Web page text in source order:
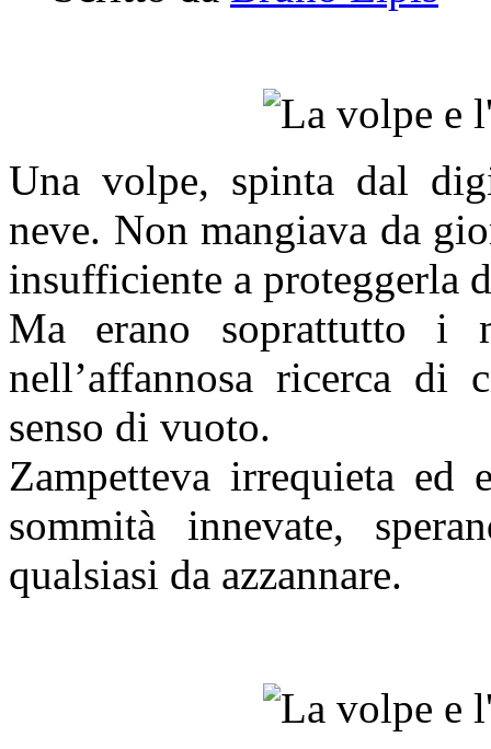
Una volpe, spinta dal
neve. Non mangiava da
insufficiente a proteggerla
Ma erano soprattutto i
nell’affannosa ricerca di
senso di vuoto.
Zampetteva irrequieta ed
sommità innevate,
qualsiasi da azzannare.